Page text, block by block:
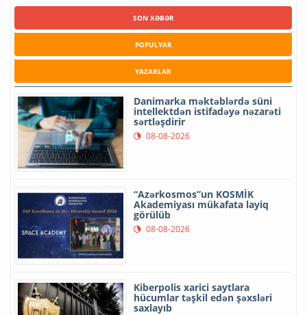
SON XƏBƏR
POPULYAR
YAZARLAR
Danimarka məktəblərdə süni
intellektdən istifadəyə nəzarəti
sərtləşdirir
08-08-2026
“Azərkosmos”un KOSMİK
Akademiyası mükafata layiq
görülüb
08-08-2026
Kiberpolis xarici saytlara
hücumlar təşkil edən şəxsləri
saxlayıb